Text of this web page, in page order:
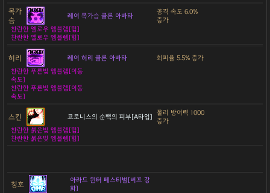
목가
슴
레어 목가슴 클론 아바타
공격 속도 6.0%
증가
찬란한 옐로우 엠블렘[힘]
찬란한 옐로우 엠블렘[힘]
허리 레어 허리 클론 아바타
회피율 5.5% 증가
찬란한 푸른빛 엠블렘[이동
속도]
찬란한 푸른빛 엠블렘[이동
속도]
스킨 코로니스의 순백의 피부[A타입] 물리 방어력 1000
증가
찬란한 붉은빛 엠블렘[힘]
찬란한 붉은빛 엠블렘[힘]
칭호
아라드 윈터 페스티벌[버프 강
화]